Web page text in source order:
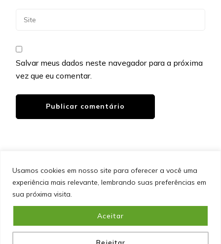
Usamos cookies em nosso site para oferecer a você uma
experiência mais relevante, lembrando suas preferências em
sua próxima visita.
Aceitar
Salvar meus dados neste navegador para a próxima
vez que eu comentar.
&cópia; Direitos Autorais 2026Portal do Inferno
direitos reservados.Blossom PinIt | Desenvolvido por
Blossom Themes. Desenvolvido porWordPress.Política
de Privacidade
SITEMAP POLÍTICA DE PRIVACIDADE
EQUIPE